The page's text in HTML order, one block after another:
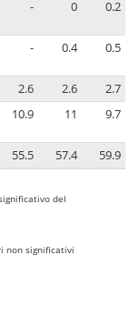
- 0 0.2
- 0.4 0.5
2.6 2.6
2.7
10.9 11 9.7
55.5 57.4 59.9
del
non significativi